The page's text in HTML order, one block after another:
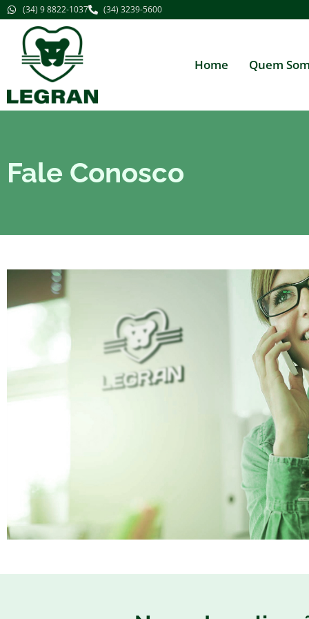
(34) 9 8822-1037 (34) 3239-5600
Home Quem
Fale Conosco